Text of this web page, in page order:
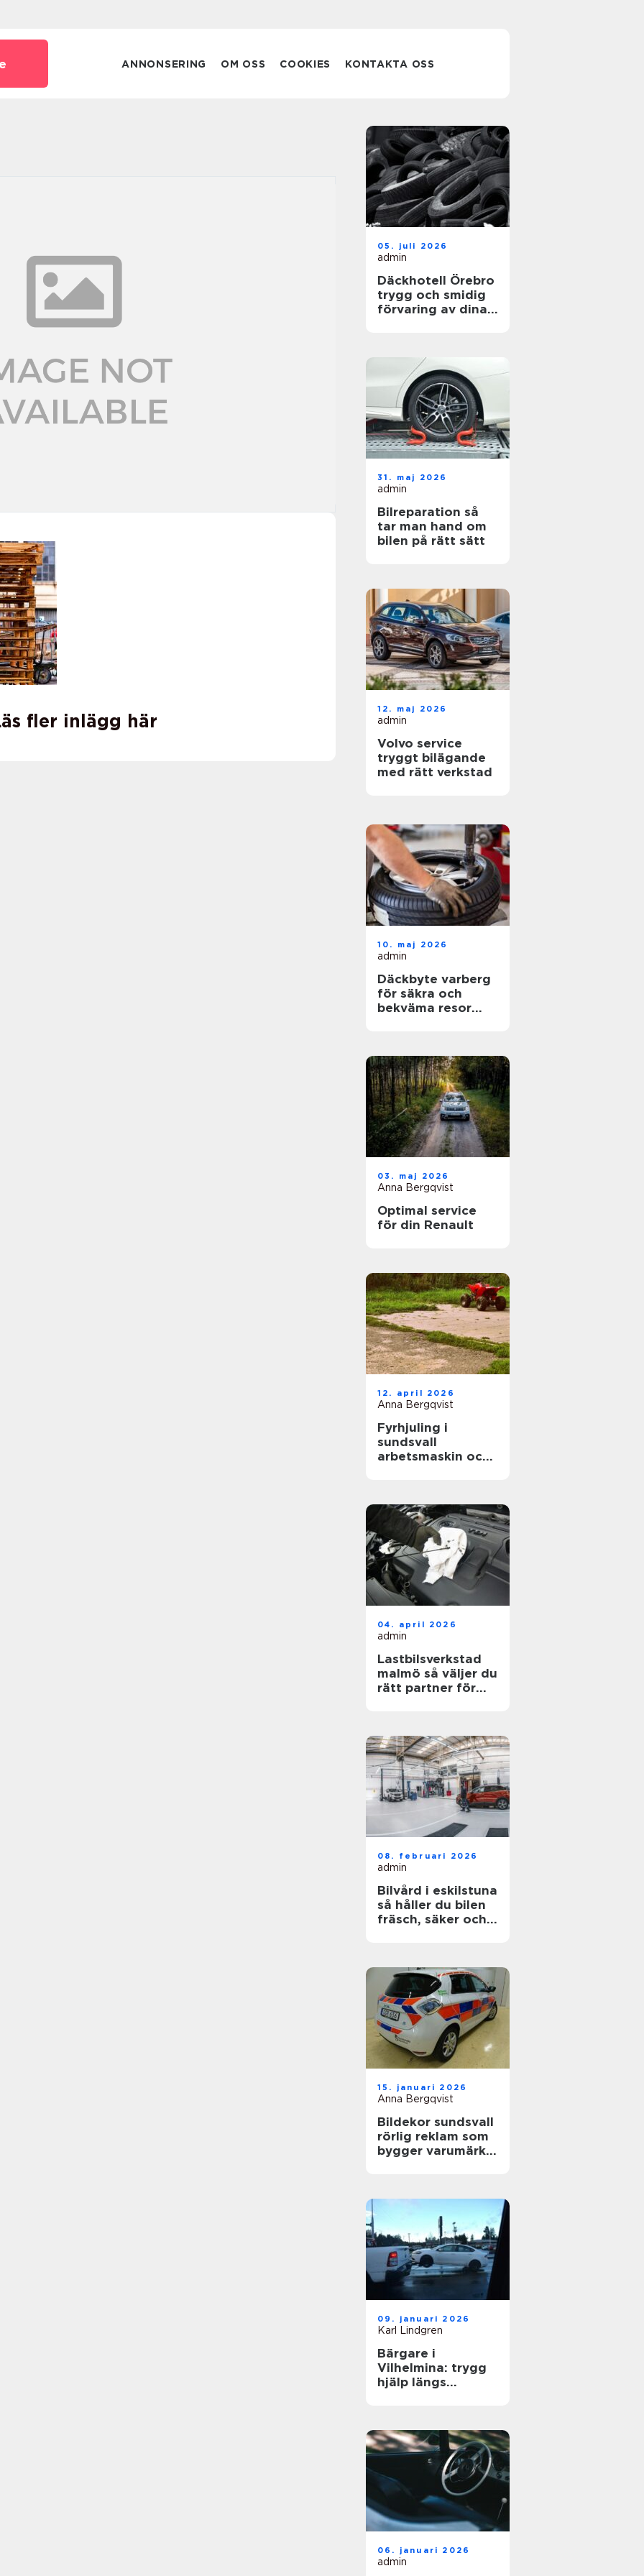
ANNONSERING OM OSS COOKIES KONTAKTA OSS
fler inlägg här
05. juli 2026
admin
Däckhotell Örebro
trygg och smidig
förvaring av dina
31. maj 2026
admin
Bilreparation så
tar man hand om
bilen på rätt sätt
12. maj 2026
admin
Volvo service
tryggt bilägande
med rätt verkstad
10. maj 2026
admin
Däckbyte varberg
för säkra och
bekväma resor
03. maj 2026
Anna Bergqvist
Optimal service
för din Renault
12. april 2026
Anna Bergqvist
Fyrhjuling i
sundsvall
arbetsmaskin och
04. april 2026
admin
Lastbilsverkstad
malmö så väljer du
rätt partner för
08. februari 2026
admin
Bilvård i eskilstuna
så håller du bilen
fräsch, säker och
15. januari 2026
Anna Bergqvist
Bildekor sundsvall
rörlig reklam som
bygger varumärke
09. januari 2026
Karl Lindgren
Bärgare i
Vilhelmina: trygg
hjälp längs
06. januari 2026
admin